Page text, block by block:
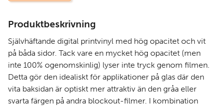
Produktbeskrivning
Självhäftande digital printvinyl med hög opacitet och vit
på båda sidor. Tack vare en mycket hög opacitet (men
inte 100% ogenomskinlig) lyser inte tryck genom filmen.
Detta gör den idealiskt för applikationer på glas där den
vita baksidan är optiskt mer attraktiv än den gråa eller
svarta färgen på andra blockout-filmer. I kombination